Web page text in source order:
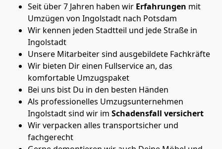
Seit über 7 Jahren haben wir Erfahrungen mit
Umzügen von Ingolstadt nach Potsdam
Wir kennen jeden Stadtteil und jede Straße in
Ingolstadt
Unsere Mitarbeiter sind ausgebildete Fachkräfte
Wir bieten Dir einen Fullservice an, das
komfortable Umzugspaket
Bei uns bist Du in den besten Händen
Als professionelles Umzugsunternehmen
Ingolstadt sind wir im Schadensfall versichert
Wir verpacken alles transportsicher und
fachgerecht